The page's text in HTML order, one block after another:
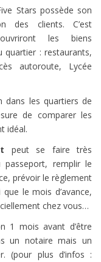
Stars possède son
des clients. C’est
les biens
quartier : restaurants,
autoroute, Lycée
dans les quartiers de
de comparer les
idéal.
peut se faire très
remplir le
prévoir le règlement
le mois d’avance,
chez vous…
1 mois avant d’être
un notaire mais un
(pour plus d’infos :